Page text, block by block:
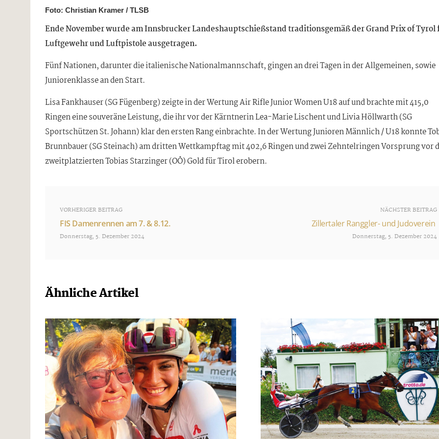
Foto: Christian Kramer / TLSB
Ende November wurde am Innsbrucker Landeshauptschießstand traditionsgemäß der Grand Prix of Tyrol
Luftgewehr und Luftpistole ausgetragen.
Fünf Nationen, darunter die italienische Nationalmannschaft, gingen an drei Tagen in der Allgemeinen, sowie
Juniorenklasse an den Start.
Lisa Fankhauser (SG Fügenberg) zeigte in der Wertung Air Rifle Junior Women U18 auf und brachte mit 415,0
Ringen eine souveräne Leistung, die ihr vor der Kärntnerin Lea-Marie Lischent und Livia Höllwarth (SG
Sportschützen St. Johann) klar den ersten Rang einbrachte. In der Wertung Junioren Männlich / U18 konnte
Brunnbauer (SG Steinach) am dritten Wettkampftag mit 402,6 Ringen und zwei Zehntelringen Vorsprung vor
zweitplatzierten Tobias Starzinger (OÖ) Gold für Tirol erobern.
VORHERIGER BEITRAG
FIS Damenrennen am 7. & 8.12.
Donnerstag, 5. Dezember 2024
NÄCHSTER BEITRAG
Zillertaler Ranggler- und Judoverein
Donnerstag, 5. Dezember 2024
Ähnliche Artikel